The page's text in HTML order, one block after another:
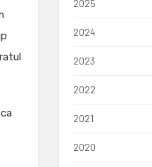
2025
2024
2023
2022
2021
2020